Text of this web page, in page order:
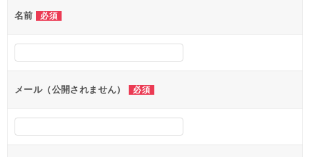
名前 必須
メール（公開されません） 必須